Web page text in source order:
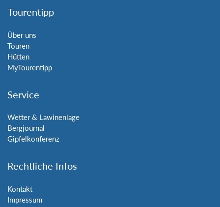
Tourentipp
Über uns
Touren
Hütten
MyTourentipp
Service
Wetter & Lawinenlage
Bergjournal
Gipfelkonferenz
Rechtliche Infos
Kontakt
Impressum